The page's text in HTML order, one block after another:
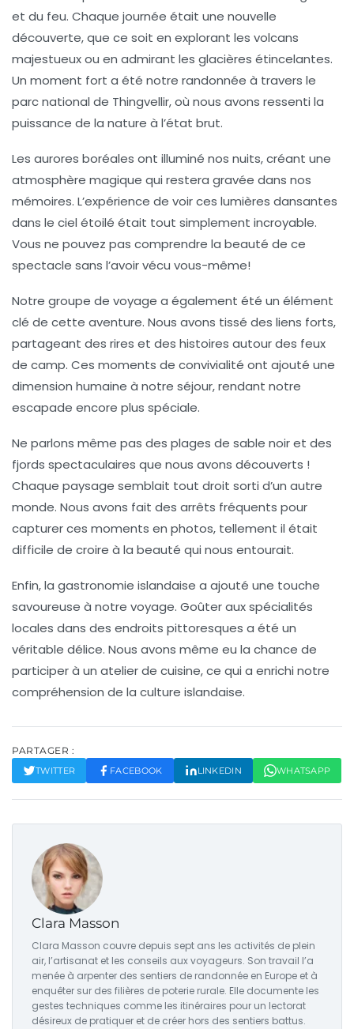
et du feu. Chaque journée était une nouvelle
découverte, que ce soit en explorant les volcans
majestueux ou en admirant les glacières étincelantes.
Un moment fort a été notre randonnée à travers le
parc national de Thingvellir, où nous avons ressenti la
puissance de la nature à l’état brut.
Les aurores boréales ont illuminé nos nuits, créant une
atmosphère magique qui restera gravée dans nos
mémoires. L’expérience de voir ces lumières dansantes
dans le ciel étoilé était tout simplement incroyable.
Vous ne pouvez pas comprendre la beauté de ce
spectacle sans l’avoir vécu vous-même!
Notre groupe de voyage a également été un élément
clé de cette aventure. Nous avons tissé des liens forts,
partageant des rires et des histoires autour des feux
de camp. Ces moments de convivialité ont ajouté une
dimension humaine à notre séjour, rendant notre
escapade encore plus spéciale.
Ne parlons même pas des plages de sable noir et des
fjords spectaculaires que nous avons découverts !
Chaque paysage semblait tout droit sorti d’un autre
monde. Nous avons fait des arrêts fréquents pour
capturer ces moments en photos, tellement il était
difficile de croire à la beauté qui nous entourait.
Enfin, la gastronomie islandaise a ajouté une touche
savoureuse à notre voyage. Goûter aux spécialités
locales dans des endroits pittoresques a été un
véritable délice. Nous avons même eu la chance de
participer à un atelier de cuisine, ce qui a enrichi notre
compréhension de la culture islandaise.
PARTAGER :
TWITTER FACEBOOK LINKEDIN WHATSAPP
Clara Masson
Clara Masson couvre depuis sept ans les activités de plein
air, l’artisanat et les conseils aux voyageurs. Son travail l’a
menée à arpenter des sentiers de randonnée en Europe et à
enquêter sur des filières de poterie rurale. Elle documente les
gestes techniques comme les itinéraires pour un lectorat
désireux de pratiquer et de créer hors des sentiers battus.